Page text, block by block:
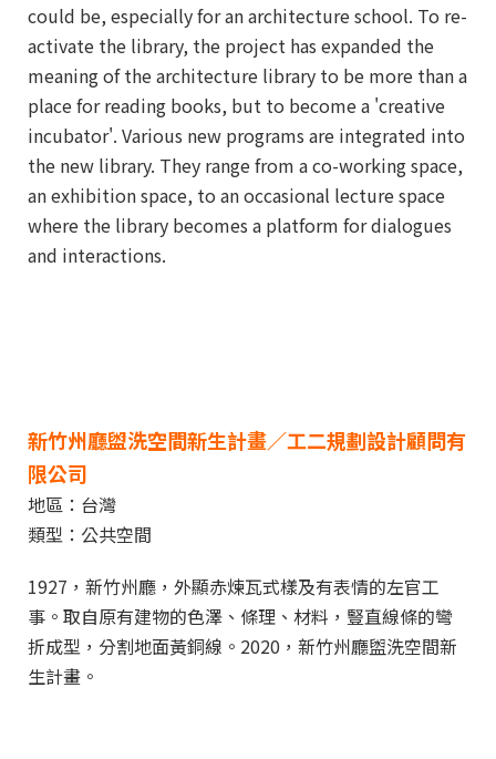
could be, especially for an architecture school. To re-
activate the library, the project has expanded the
meaning of the architecture library to be more than a
place for reading books, but to become a 'creative
incubator'. Various new programs are integrated into
the new library. They range from a co-working space,
an exhibition space, to an occasional lecture space
where the library becomes a platform for dialogues
and interactions.
新竹州廳盥洗空間新生計畫／工二規劃設計顧問有
限公司
地區：台灣
類型：公共空間
1927，新竹州廳，外顯赤煉瓦式樣及有表情的左官工
事。取自原有建物的色澤、條理、材料，豎直線條的彎
折成型，分割地面黃銅線。2020，新竹州廳盥洗空間新
生計畫。